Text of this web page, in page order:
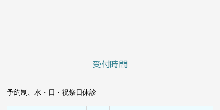
受付時間
予約制、水・日・祝祭日休診